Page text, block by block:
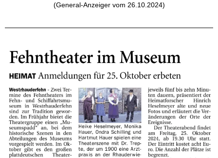
(General-Anzeiger vom 26.10.2024)